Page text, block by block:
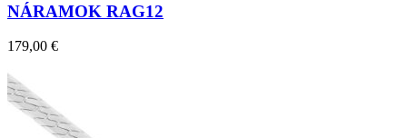
NÁRAMOK RAG12
179,00 €